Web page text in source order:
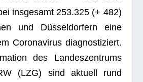
ins­ge­samt 253.325 (+ 482)
und Düs­sel­dor­fern eine
Coro­na­vi­rus dia­gnos­ti­ziert.
des Lan­des­zen­trums
(LZG) sind aktu­ell rund